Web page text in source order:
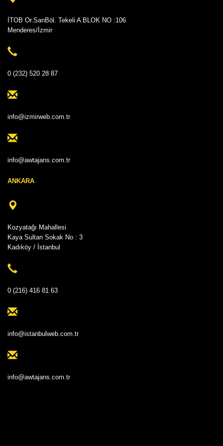
İTOB Or.SanBöl. Tekeli A BLOK NO :106
Menderes/İzmir
0 (232) 520 28 87
info@izmirweb.com.tr
info@awtajans.com.tr
ANKARA
Kozyatağı Mahallesi
Kaya Sultan Sokak No : 3
Kadıköy / İstanbul
0 (216) 416 81 63
info@istanbulweb.com.tr
info@awtajans.com.tr